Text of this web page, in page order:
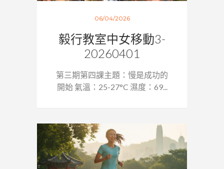
06/04/2026
毅行教室中女移動3-
20260401
第三期第四課主題：慢是成功的
開始 氣溫：25-27°C 濕度：69...